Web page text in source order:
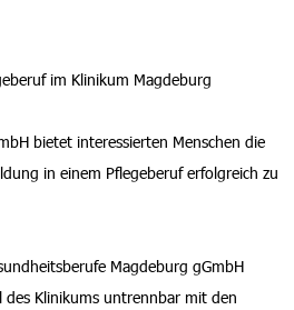
im Klinikum Magdeburg
bietet interessierten Menschen die
in einem Pflegeberuf erfolgreich zu
Magdeburg gGmbH
des Klinikums untrennbar mit den